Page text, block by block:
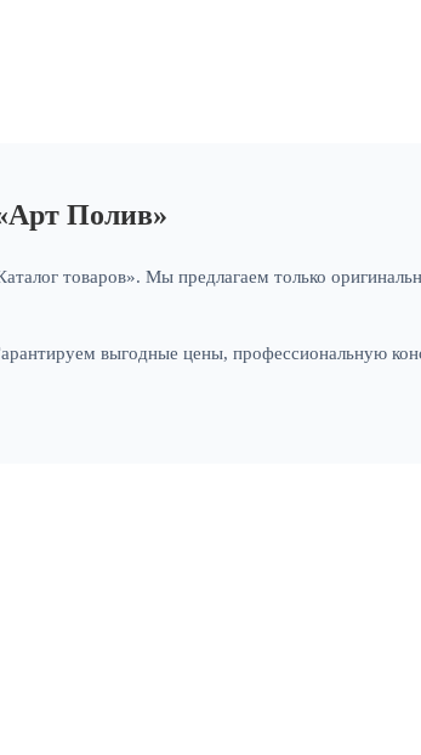
Полив»
товаров». Мы предлагаем только
выгодные цены, профессиональную